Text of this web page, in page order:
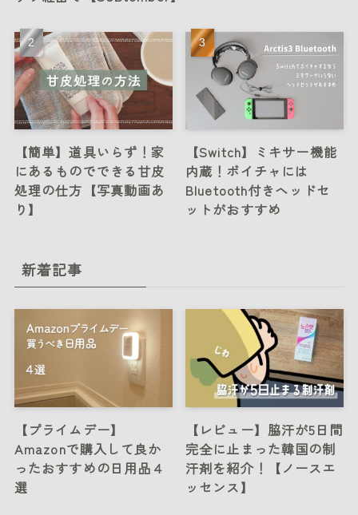
【簡単】道具いらず！家
にあるものでできる甘皮
処理の仕方【写真動画あ
り】
【Switch】ミキサー機能
内蔵！ボイチャには
Bluetooth付きヘッドセ
ットがおすすめ
新着記事
【プライムデー】
Amazonで購入して良か
ったおすすめの日用品４
選
【レビュー】脇汗が5日間
完全に止まった韓国の制
汗剤を紹介！【ノースエ
ッセンス】